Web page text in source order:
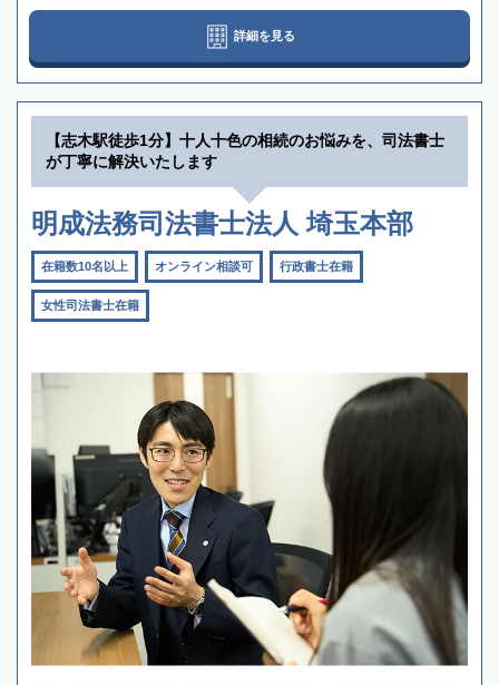
詳細を見る
【志木駅徒歩1分】十人十色の相続のお悩みを、司法書士
が丁寧に解決いたします
明成法務司法書士法人 埼玉本部
在籍数10名以上 オンライン相談可 行政書士在籍
女性司法書士在籍